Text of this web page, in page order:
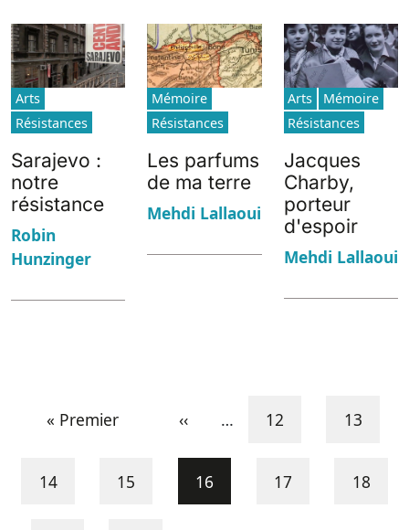
Arts
Résistances
Sarajevo :
notre
résistance
Robin
Hunzinger
Mémoire
Résistances
Les parfums
de ma terre
Mehdi Lallaoui
Arts
Mémoire
Résistances
Jacques
Charby,
porteur
d'espoir
Mehdi Lallaoui
First page
« Premier Previous page
‹‹ … Page
12 Page
13
Page
14 Page
15 Current page
16 Page
17 Page
18